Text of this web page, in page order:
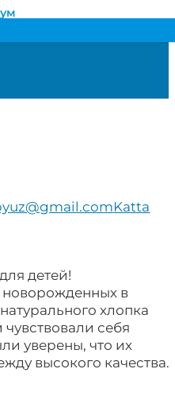
Katta
детей!
новорожденных в
хлопка
себя
уверены, что их
высокого качества.